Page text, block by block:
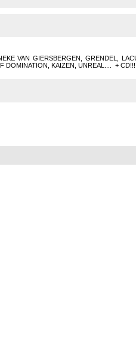
VAN GIERSBERGEN, GRENDEL,
DOMINATION, KAIZEN, UNREAL.... + CD!!!